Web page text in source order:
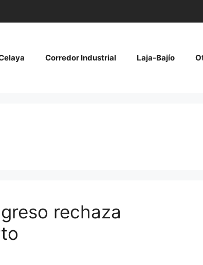
Corredor Industrial Laja-Bajío
rechaza